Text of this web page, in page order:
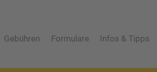
Gebühren Formulare
Eigentümerwechsel
Infos & Tipps
Behältergrössen